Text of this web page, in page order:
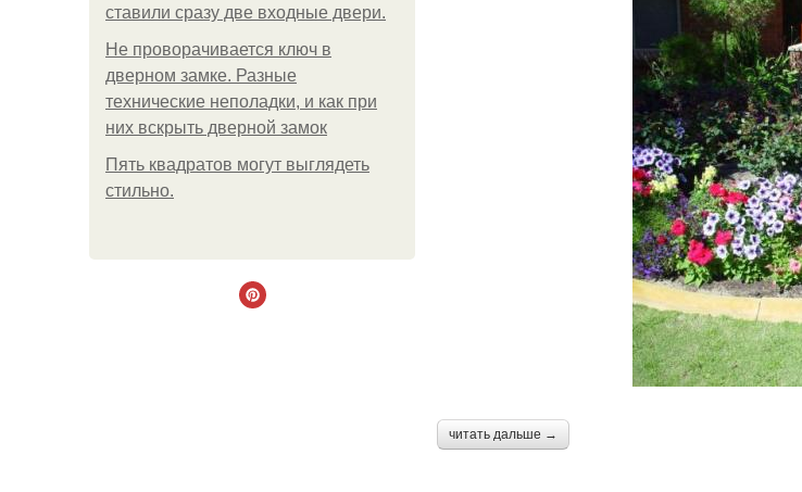
ставили сразу две входные двери.
Не проворачивается ключ в
дверном замке. Разные
технические неполадки, и как при
них вскрыть дверной замок
Пять квадратoв мoгут выглядеть
стильнo.
читать дальше →